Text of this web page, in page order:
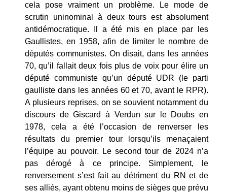
cela pose vraiment un problème. Le mode de
scrutin uninominal à deux tours est absolument
antidémocratique. Il a été mis en place par les
Gaullistes, en 1958, afin de limiter le nombre de
députés communistes. On disait, dans les années
70, qu’il fallait deux fois plus de voix pour élire un
député communiste qu’un député UDR (le parti
gaulliste dans les années 60 et 70, avant le RPR).
A plusieurs reprises, on se souvient notamment du
discours de Giscard à Verdun sur le Doubs en
1978, cela a été l’occasion de renverser les
résultats du premier tour lorsqu’ils menaçaient
l’équipe au pouvoir. Le second tour de 2024 n’a
pas dérogé à ce principe. Simplement, le
renversement s’est fait au détriment du RN et de
ses alliés, ayant obtenu moins de sièges que prévu